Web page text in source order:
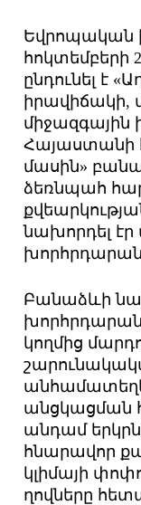
Եվրոպական
հոկտեմբերի
ընդունել է
իրավիճակի,
Հայաստանի
մասին»
ձեռնպահ
նախորդել էր
Բանաձևի
կողմից
անցկացման
անդամ
հնարավոր
կլիմայի
ղովները